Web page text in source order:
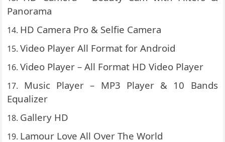
Panorama
HD Camera Pro & Selfie Camera
Video Player All Format for Android
Video Player – All Format HD Video Player
Music Player – MP3 Player & 10 Bands
Equalizer
Gallery HD
Lamour Love All Over The World